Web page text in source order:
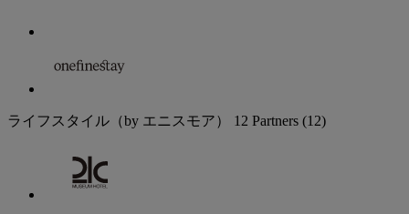
ライフスタイル（by エニスモア） 12 Partners (12)